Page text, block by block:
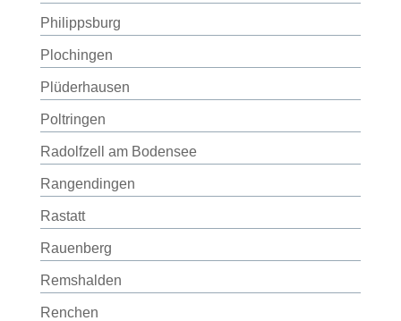
Philippsburg
Plochingen
Plüderhausen
Poltringen
Radolfzell am Bodensee
Rangendingen
Rastatt
Rauenberg
Remshalden
Renchen